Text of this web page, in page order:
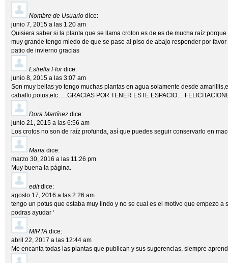
Nombre de Usuario dice:
junio 7, 2015 a las 1:20 am
Quisiera saber si la planta que se llama croton es de es de mucha raíz
muy grande tengo miedo de que se pase al piso de abajo responder por
patio de invierno gracias
Estrella Flor dice:
junio 8, 2015 a las 3:07 am
Son muy bellas yo tengo muchas plantas en agua solamente desde
caballo,potus,etc…..GRACIAS POR TENER ESTE
Dora Martínez dice:
junio 21, 2015 a las 6:56 am
Los crotos no son de raíz profunda, así que puedes seguir conservarlo en
Maria dice:
marzo 30, 2016 a las 11:26 pm
Muy buena la página.
edit dice:
agosto 17, 2016 a las 2:26 am
tengo un potus que estaba muy lindo y no se cual es el motivo que empezo a
podras ayudar ‘
MIRTA dice:
abril 22, 2017 a las 12:44 am
Me encanta todas las plantas que publican y sus sugerencias, siempre